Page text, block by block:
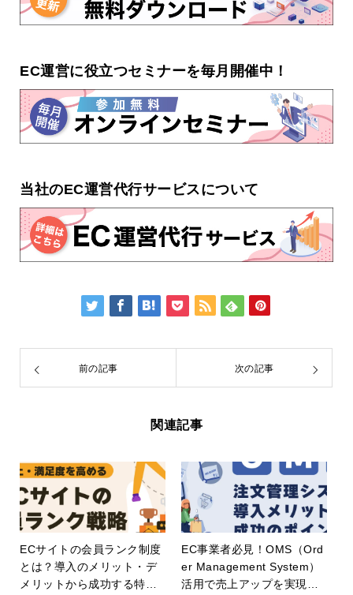
EC運営に役立つセミナーを毎月開催中！
当社のEC運営代行サービスについて
前の記事 次の記事
関連記事
ECサイトの会員ランク制度
とは？導入のメリット・デ
メリットから成功する特典
EC事業者必見！OMS（Ord
er Management System）
活用で売上アップを実現す